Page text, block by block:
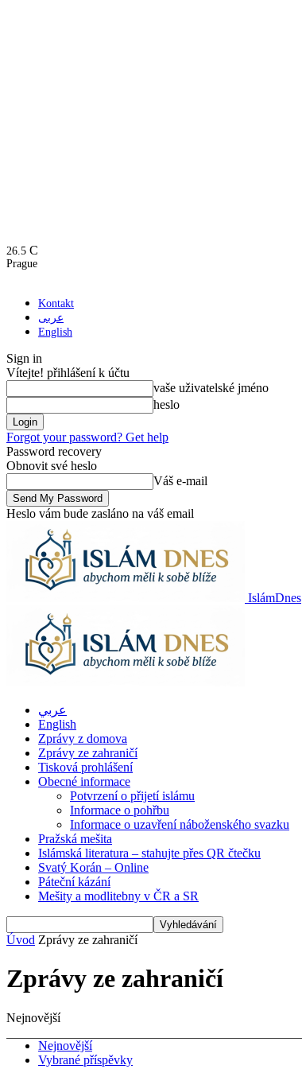
26.5 C
Prague
Kontakt
عربى
English
Sign in
Vítejte! přihlášení k účtu
vaše uživatelské jméno
heslo
Forgot your password? Get help
Password recovery
Obnovit své heslo
Váš e-mail
Heslo vám bude zasláno na váš email
IslámDnes
عربي
English
Zprávy z domova
Zprávy ze zahraničí
Tisková prohlášení
Obecné informace
Potvrzení o přijetí islámu
Informace o pohřbu
Informace o uzavření náboženského svazku
Pražská mešita
Islámská literatura – stahujte přes QR čtečku
Svatý Korán – Online
Páteční kázání
Mešity a modlitebny v ČR a SR
Úvod Zprávy ze zahraničí
Zprávy ze zahraničí
Nejnovější
Nejnovější
Vybrané příspěvky